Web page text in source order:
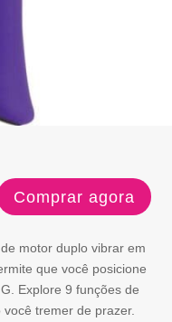
Comprar agora
motor duplo vibrar em
que você posicione
Explore 9 funções de
tremer de prazer.